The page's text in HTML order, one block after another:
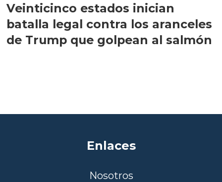
Veinticinco estados inician
batalla legal contra los aranceles
de Trump que golpean al salmón
Enlaces
Nosotros